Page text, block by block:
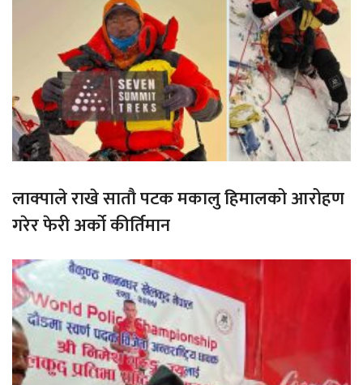
लाक्पाले राखे सातौ पटक मकालु हिमालको आरोहण
गरेर फेरी अर्को कीर्तिमान